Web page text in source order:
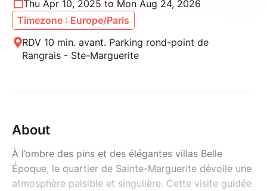
Thu Apr 10, 2025 to Mon Aug 24, 2026
Timezone : Europe/Paris
RDV 10 min. avant. Parking rond-point de
Rangrais - Ste-Marguerite
About
À l’ombre des pins et des élégantes villas Belle
Époque, le quartier de Sainte-Marguerite dévoile une
atmosphère paisible et singulière. Cette visite guidée